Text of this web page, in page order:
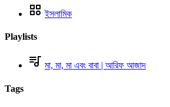
ইসলামিক
Playlists
মা, মা, মা এবং বাবা | আরিফ আজাদ
Tags